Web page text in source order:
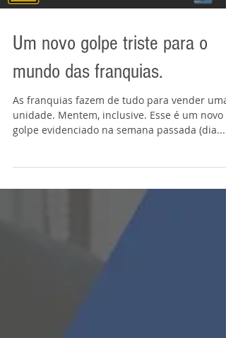
Um novo golpe triste para o
mundo das franquias.
As franquias fazem de tudo para vender uma
unidade. Mentem, inclusive. Esse é um novo
golpe evidenciado na semana passada (dia...